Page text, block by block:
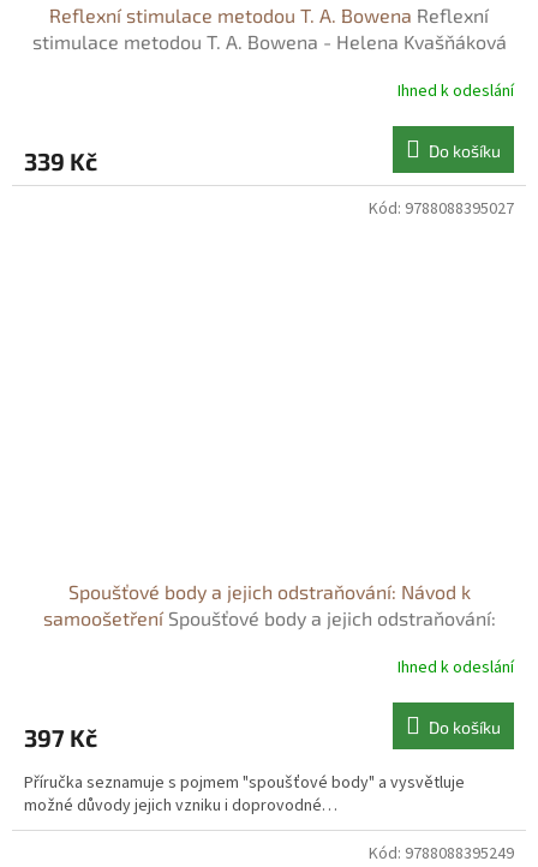
Reflexní stimulace metodou T. A. Bowena Reflexní
stimulace metodou T. A. Bowena - Helena Kvašňáková
Ihned k odeslání
339 Kč Do košíku
Spoušťové body a jejich odstraňování: Návod k
samoošetření Spoušťové body a jejich odstraňování:
Ihned k odeslání
397 Kč Do košíku
Příručka seznamuje s pojmem "spoušťové body" a vysvětluje
možné důvody jejich vzniku i doprovodné…
Kód: 9788088395027
Kód: 9788088395249